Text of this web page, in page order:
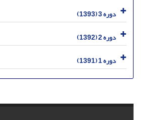
دوره 3 (1393)
دوره 2 (1392)
دوره 1 (1391)